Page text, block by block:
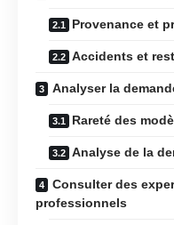
Provenance et
Accidents et
Analyser la
Rareté des
Analyse de la
Consulter des
professionnels